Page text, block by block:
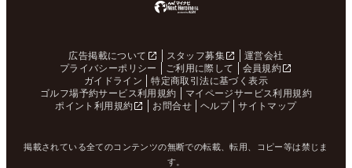
広告掲載について スタッフ募集
運営会社
プライバシーポリシー
ご利用に際して
会員規約
ガイドライン
特定商取引法に基づく表示
ゴルフ場予約サービス利用規約
マイページサービス利用規約
ポイント利用規約
お問合せ ヘルプ サイトマップ
掲載されている全てのコンテンツの無断での転載、転用、コピー等は禁じま
す。